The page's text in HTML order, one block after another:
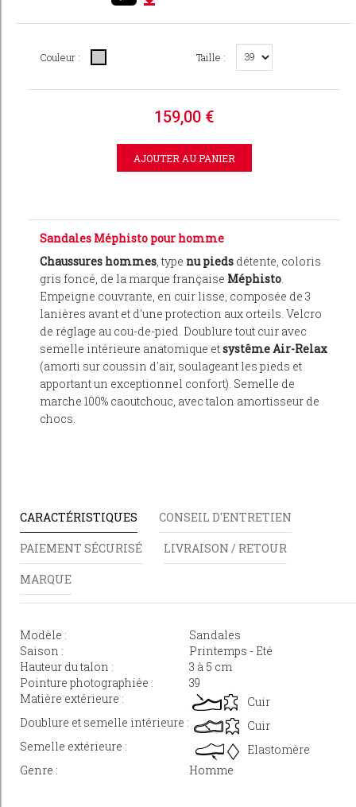
Couleur : Taille :
159,00 €
Sandales Méphisto pour homme
Chaussures hommes , type nu pieds détente, coloris
gris foncé, de la marque française Méphisto
Empeigne couvrante, en cuir lisse, composée de 3
lanières avant et d'une protection aux orteils. Velcro
de réglage au cou-de-pied. Doublure tout cuir avec
semelle intérieure anatomique etsystême Air-Relax
(amorti sur coussin d'air, soulageant les pieds et
apportant un exceptionnel confort). Semelle de
marche 100% caoutchouc, avec talon amortisseur de
chocs.
CARACTÉRISTIQUES CONSEIL D'ENTRETIEN
PAIEMENT SÉCURISÉ LIVRAISON / RETOUR
MARQUE
Modèle :
Sandales
Saison :
Printemps - Eté
Hauteur du talon :
3 à 5 cm
Pointure photographiée :
39
Matière extérieure :
Cuir
Doublure et semelle intérieure :
Cuir
Semelle extérieure :
Elastomère
Genre :
Homme